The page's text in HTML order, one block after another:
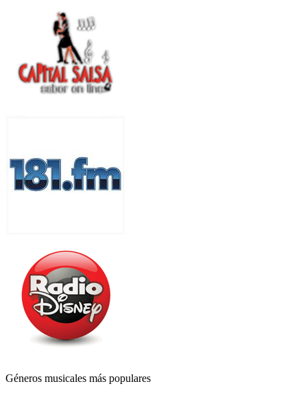
Géneros musicales más populares